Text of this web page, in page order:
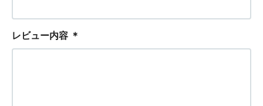
レビュー内容 ＊